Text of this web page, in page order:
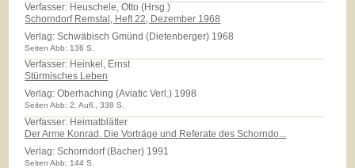
Verfasser: Heuschele, Otto (Hrsg.)
Schorndorf Remstal, Heft 22, Dezember 1968
Verlag:Schwäbisch Gmünd (Dietenberger) 1968
Seiten Abb: 136 S.
Verfasser: Heinkel, Ernst
Stürmisches Leben
Verlag:Oberhaching (Aviatic Verl.) 1998
Seiten Abb: 2. Aufl., 338 S.
Verfasser: Heimatblätter
Der Arme Konrad. Die Vorträge und Referate des Schorndo...
Verlag:Schorndorf (Bacher) 1991
Seiten Abb: 144 S.